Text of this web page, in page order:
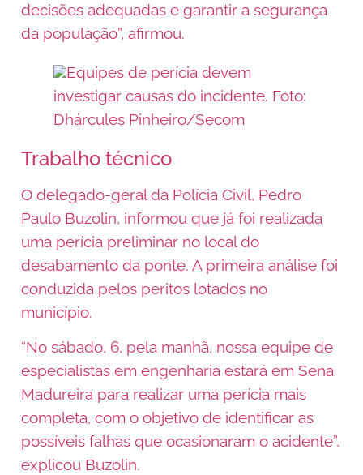
decisões adequadas e garantir a segurança
da população”, afirmou.
Equipes de perícia devem
investigar causas do incidente. Foto:
Dhárcules Pinheiro/Secom
Trabalho técnico
O delegado-geral da Polícia Civil, Pedro
Paulo Buzolin, informou que já foi realizada
uma perícia preliminar no local do
desabamento da ponte. A primeira análise foi
conduzida pelos peritos lotados no
município.
“No sábado, 6, pela manhã, nossa equipe de
especialistas em engenharia estará em Sena
Madureira para realizar uma perícia mais
completa, com o objetivo de identificar as
possíveis falhas que ocasionaram o acidente”,
explicou Buzolin.